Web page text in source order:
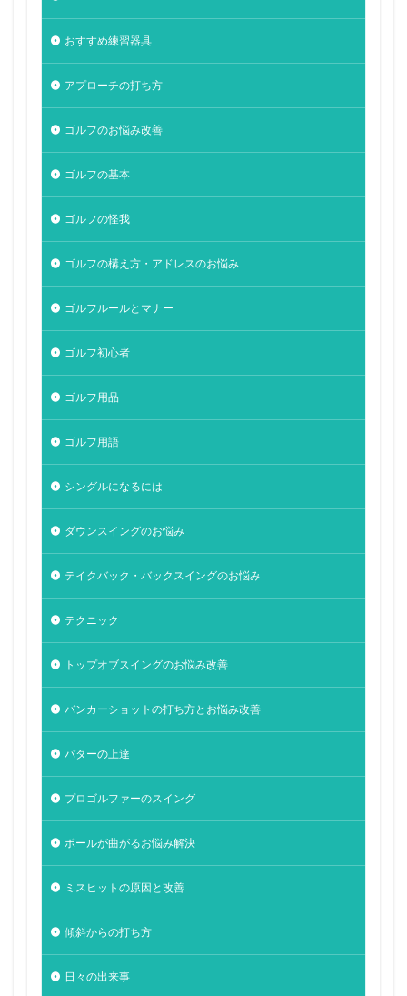
おすすめ練習器具
アプローチの打ち方
ゴルフのお悩み改善
ゴルフの基本
ゴルフの怪我
ゴルフの構え方・アドレスのお悩み
ゴルフルールとマナー
ゴルフ初心者
ゴルフ用品
ゴルフ用語
シングルになるには
ダウンスイングのお悩み
テイクバック・バックスイングのお悩み
テクニック
トップオブスイングのお悩み改善
バンカーショットの打ち方とお悩み改善
パターの上達
プロゴルファーのスイング
ボールが曲がるお悩み解決
ミスヒットの原因と改善
傾斜からの打ち方
日々の出来事